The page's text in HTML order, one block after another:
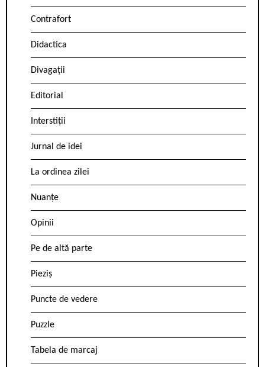
Contrafort
Didactica
Divagații
Editorial
Interstiții
Jurnal de idei
La ordinea zilei
Nuanțe
Opinii
Pe de altă parte
Pieziș
Puncte de vedere
Puzzle
Tabela de marcaj